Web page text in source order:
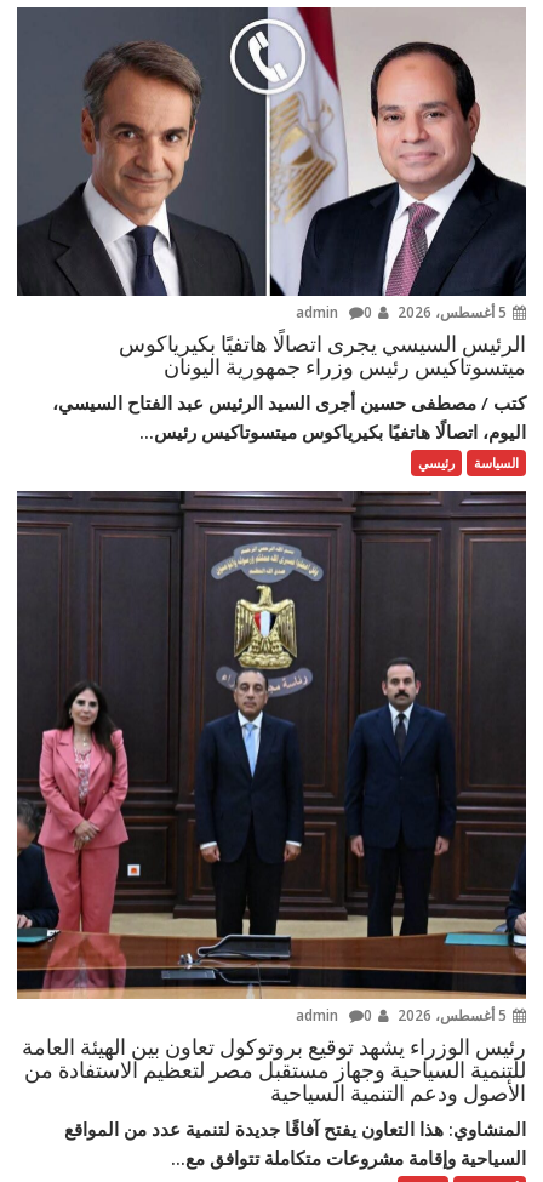
0
الرئيس السيسي يجرى اتصالًا هاتفيًا بكيرياكوس
ميتسوتاكيس رئيس وزراء جمهورية اليونان
كتب / مصطفى حسين أجرى السيد الرئيس عبد الفتاح السيسي،
اليوم، اتصالًا هاتفيًا بكيرياكوس ميتسوتاكيس رئيس...
السياسة رئيسي
0
رئيس الوزراء يشهد توقيع بروتوكول تعاون بين الهيئة العامة
للتنمية السياحية وجهاز مستقبل مصر لتعظيم الاستفادة من
الأصول ودعم التنمية السياحية
المنشاوي: هذا التعاون يفتح آفاقًا جديدة لتنمية عدد من المواقع
السياحية وإقامة مشروعات متكاملة تتوافق مع...